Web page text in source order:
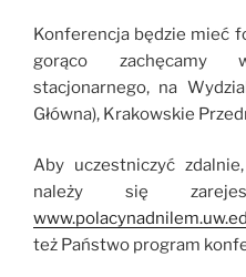
Konferencja będzie mieć
gorąco zachęcamy
stacjonarnego, na
Główna), Krakowskie
Aby uczestniczyć
należy się
też Państwo program